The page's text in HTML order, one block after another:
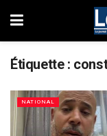
Étiquette :
NATIONAL